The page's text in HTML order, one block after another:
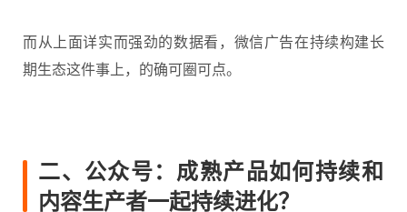
而从上面详实而强劲的数据看，微信广告在持续构建长
期生态这件事上，的确可圈可点。
二、公众号：成熟产品如何持续和
内容生产者一起持续进化？